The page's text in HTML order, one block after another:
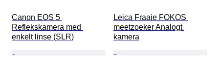
Canon EOS 5
Reflekskamera med
enkelt linse (SLR)
Leica Fraaie FOKOS
meetzoeker Analogt
kamera